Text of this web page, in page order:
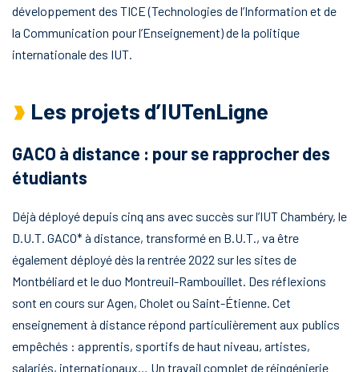
développement des TICE (Technologies de l’Information et de
la Communication pour l’Enseignement) de la politique
internationale des IUT.
Les projets d’IUTenLigne
GACO à distance : pour se rapprocher des
étudiants
Déjà déployé depuis cinq ans avec succès sur l’IUT Chambéry, le
D.U.T. GACO* à distance, transformé en B.U.T., va être
également déployé dès la rentrée 2022 sur les sites de
Montbéliard et le duo Montreuil-Rambouillet. Des réflexions
sont en cours sur Agen, Cholet ou Saint-Étienne. Cet
enseignement à distance répond particulièrement aux publics
empêchés : apprentis, sportifs de haut niveau, artistes,
salariés, internationaux… Un travail complet de réingénierie